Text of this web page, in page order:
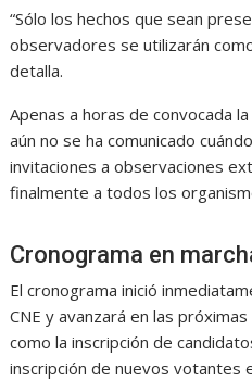
“Sólo los hechos que sean
observadores se utilizarán
detalla.
Apenas a horas de convocada
aún no se ha comunicado
invitaciones a observaciones
finalmente a todos los
Cronograma en
El cronograma inició
CNE y avanzará en las
como la inscripción de
inscripción de nuevos votantes